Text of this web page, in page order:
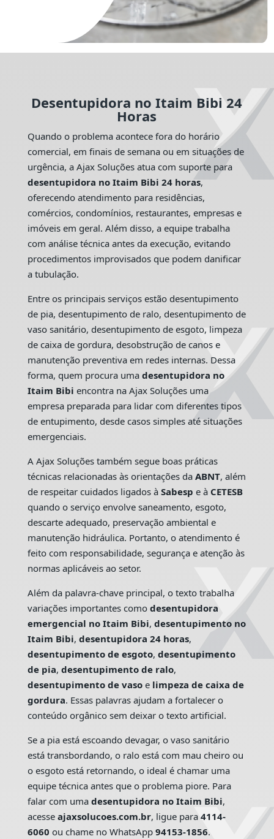
Desentupidora no Itaim Bibi 24
Horas
Quando o problema acontece fora do horário
comercial, em finais de semana ou em situações de
urgência, a Ajax Soluções atua com suporte para
desentupidora no Itaim Bibi 24 horas,
oferecendo atendimento para residências,
comércios, condomínios, restaurantes, empresas e
imóveis em geral. Além disso, a equipe trabalha
com análise técnica antes da execução, evitando
procedimentos improvisados que podem danificar
a tubulação.
Entre os principais serviços estão desentupimento
de pia, desentupimento de ralo, desentupimento de
vaso sanitário, desentupimento de esgoto, limpeza
de caixa de gordura, desobstrução de canos e
manutenção preventiva em redes internas. Dessa
forma, quem procura uma desentupidora no
Itaim Bibi encontra na Ajax Soluções uma
empresa preparada para lidar com diferentes tipos
de entupimento, desde casos simples até situações
emergenciais.
A Ajax Soluções também segue boas práticas
técnicas relacionadas às orientações da ABNT, além
de respeitar cuidados ligados à Sabesp e à CETESB
quando o serviço envolve saneamento, esgoto,
descarte adequado, preservação ambiental e
manutenção hidráulica. Portanto, o atendimento é
feito com responsabilidade, segurança e atenção às
normas aplicáveis ao setor.
Além da palavra-chave principal, o texto trabalha
variações importantes como desentupidora
emergencial no Itaim Bibi, desentupimento no
Itaim Bibi, desentupidora 24 horas,
desentupimento de esgoto, desentupimento
de pia, desentupimento de ralo,
desentupimento de vasoe limpeza de caixa de
gordura. Essas palavras ajudam a fortalecer o
conteúdo orgânico sem deixar o texto artificial.
Se a pia está escoando devagar, o vaso sanitário
está transbordando, o ralo está com mau cheiro ou
o esgoto está retornando, o ideal é chamar uma
equipe técnica antes que o problema piore. Para
falar com uma desentupidora no Itaim Bibi,
acesse ajaxsolucoes.com.br, ligue para 4114-
6060 ou chame no WhatsApp 94153-1856.